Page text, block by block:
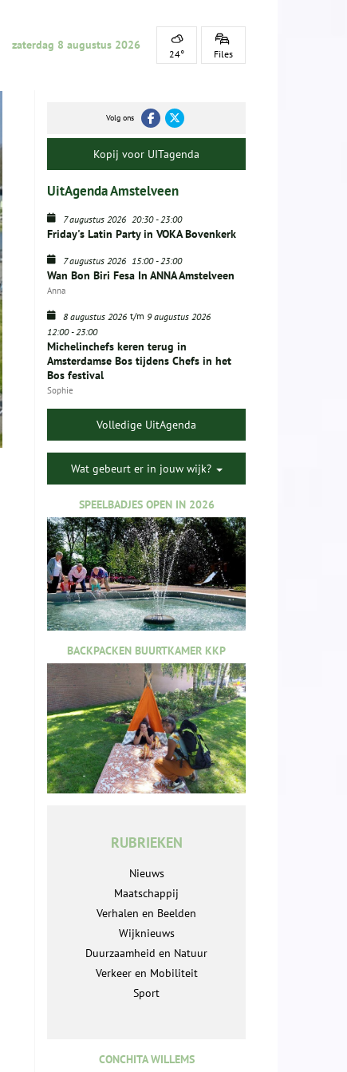
zaterdag 8 augustus 2026
24° Files
Volg ons
Kopij voor UITagenda
UitAgenda Amstelveen
7 augustus 2026 20:30-23:00
Friday's Latin Party in VOKA Bovenkerk
7 augustus 2026 15:00-23:00
Wan Bon Biri Fesa In ANNA Amstelveen
Anna
8 augustus 2026 t/m 9 augustus 2026
12:00-23:00
Michelinchefs keren terug in
Amsterdamse Bos tijdens Chefs in het
Bos festival
Sophie
Volledige UitAgenda
Wat gebeurt er in jouw wijk?
SPEELBADJES OPEN IN 2026
BACKPACKEN BUURTKAMER KKP
RUBRIEKEN
Nieuws
Maatschappij
Verhalen en Beelden
Wijknieuws
Duurzaamheid en Natuur
Verkeer en Mobiliteit
Sport
CONCHITA WILLEMS